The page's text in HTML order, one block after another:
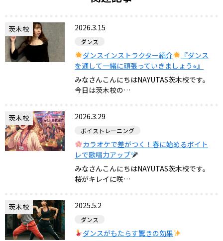
茨木校 2026.3.15
ダンス
ダンスインストラクター紹介
『ダンス
を通して一緒に頑張っていきましょう⭐︎』
みなさんこんにちはNAYUTAS茨木校です。
今日は茨木校の…
茨木校 2026.3.29
ボイストレーニング
カラオケで差がつく！春に始めるボイト
レで歌唱力アップ
みなさんこんにちはNAYUTAS茨木校です。
桜がキレイに咲…
茨木校 2025.5.2
ダンス
ダンスがもたらす驚きの効果